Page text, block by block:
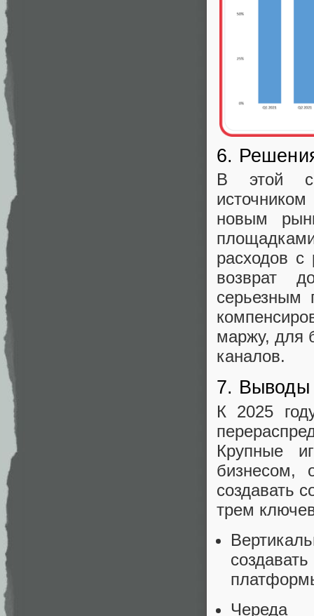
6.
В этой
новым
расходов
возврат
серьезным
маржу, для
каналов.
7. Выводы
К 2025
Крупные
бизнесом,
создавать
трем
Череда